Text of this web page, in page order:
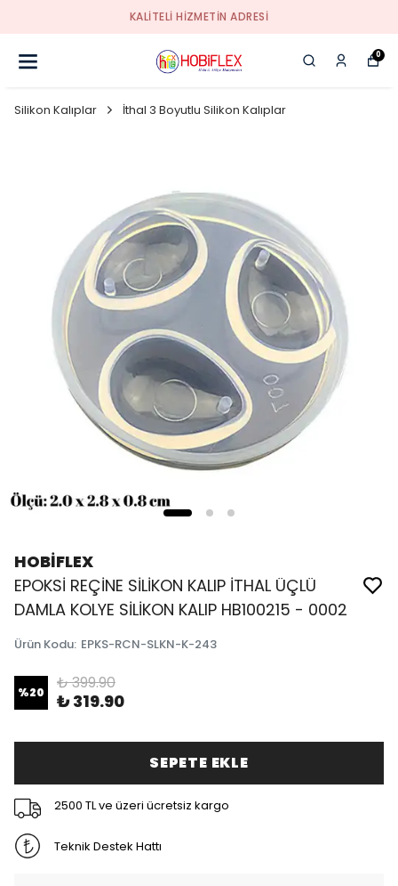
KALİTELİ HİZMETİN ADRESİ
0
Silikon Kalıplar İthal 3 Boyutlu Silikon Kalıplar
HOBİFLEX
EPOKSİ REÇİNE SİLİKON KALIP İTHAL ÜÇLÜ
DAMLA KOLYE SİLİKON KALIP HB100215 - 0002
Ürün Kodu: EPKS-RCN-SLKN-K-243
%20 ₺ 399.90
₺ 319.90
SEPETE EKLE
2500 TL ve üzeri ücretsiz kargo
Teknik Destek Hattı